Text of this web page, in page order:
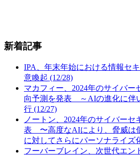
新着記事
IPA、年末年始における情報セ
意喚起 (12/28)
マカフィー、2024年のサイバー
向予測を発表 ～AIの進化に伴
行 (12/27)
ノートン、2024年のサイバーセ
表 〜高度なAIにより、脅威は
に対してさらにパーソナライズ
フーバーブレイン、次世代エン